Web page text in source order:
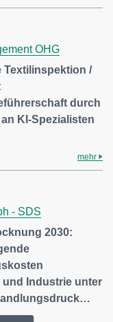
OHG
Textilinspektion /
durch
KI-Spezialisten
mehr
- SDS
2030:
und Industrie unter